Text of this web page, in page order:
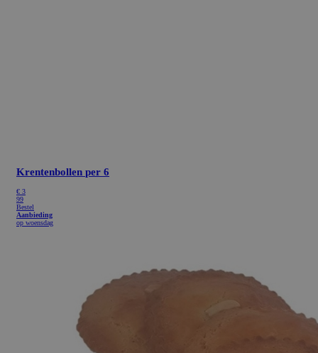
Krentenbollen per 6
€ 3
99
Bestel
Aanbieding
op woensdag